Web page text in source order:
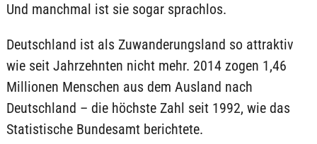
Und manchmal ist sie sogar sprachlos.
Deutschland ist als Zuwanderungsland so attraktiv
wie seit Jahrzehnten nicht mehr. 2014 zogen 1,46
Millionen Menschen aus dem Ausland nach
Deutschland – die höchste Zahl seit 1992, wie das
Statistische Bundesamt berichtete.